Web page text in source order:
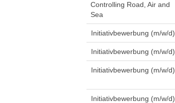
Controlling Road, Air and
Sea
Initiativbewerbung (m/w/d)
Initiativbewerbung (m/w/d)
Initiativbewerbung (m/w/d)
Initiativbewerbung (m/w/d)